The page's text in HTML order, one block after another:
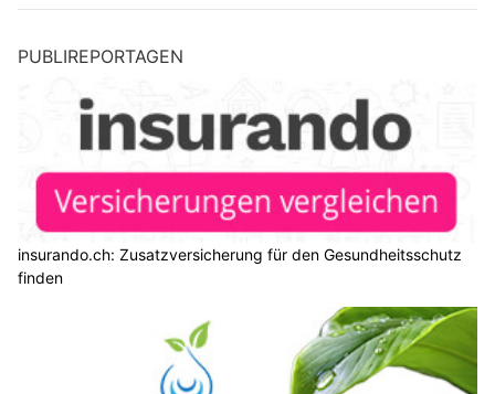
PUBLIREPORTAGEN
insurando.ch: Zusatzversicherung für den Gesundheitsschutz
finden